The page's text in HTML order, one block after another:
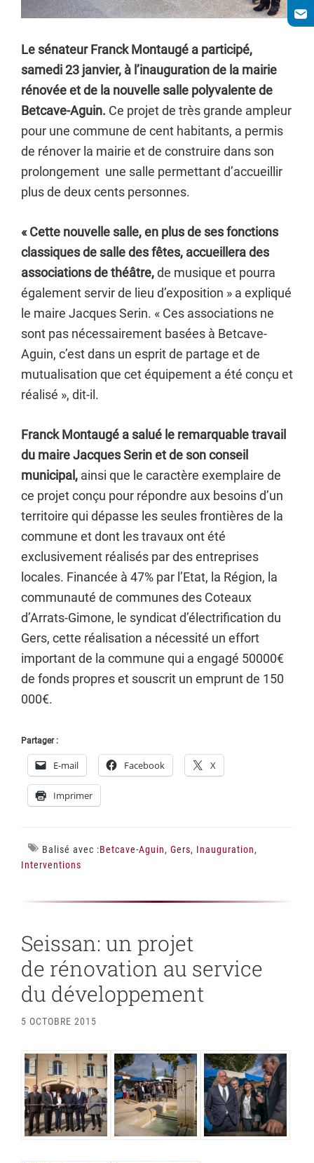
Le sénateur Franck Montaugé a participé,
samedi 23 janvier, à l’inauguration de la mairie
rénovée et de la nouvelle salle polyvalente de
Betcave-Aguin. Ce projet de très grande ampleur
pour une commune de cent habitants, a permis
de rénover la mairie et de construire dans son
prolongement une salle permettant d’accueillir
plus de deux cents personnes.
« Cette nouvelle salle, en plus de ses fonctions
classiques de salle des fêtes, accueillera des
associations de théâtre,de musique et pourra
également servir de lieu d’exposition » a expliqué
le maire Jacques Serin. « Ces associations ne
sont pas nécessairement basées à Betcave-
Aguin, c’est dans un esprit de partage et de
mutualisation que cet équipement a été conçu et
réalisé », dit-il.
Franck Montaugé a salué le remarquable travail
du maire Jacques Serin et de son conseil
municipal, ainsi que le caractère exemplaire de
ce projet conçu pour répondre aux besoins d’un
territoire qui dépasse les seules frontières de la
commune et dont les travaux ont été
exclusivement réalisés par des entreprises
locales. Financée à 47% par l’Etat, la Région, la
communauté de communes des Coteaux
d’Arrats-Gimone, le syndicat d’électrification du
Gers, cette réalisation a nécessité un effort
important de la commune qui a engagé 50000€
de fonds propres et souscrit un emprunt de 150
000€.
Partager :
E-mail Facebook X
Imprimer
Balisé avec :Betcave-Aguin, Gers, Inauguration,
Interventions
Seissan: un projet
de rénovation au service
du développement
5 OCTOBRE 2015